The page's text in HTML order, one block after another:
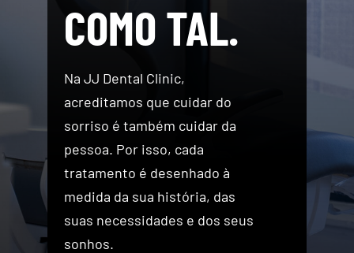
COMO TAL.
Na JJ Dental Clinic,
acreditamos que cuidar do
sorriso é também cuidar da
pessoa. Por isso, cada
tratamento é desenhado à
medida da sua história, das
suas necessidades e dos seus
sonhos.